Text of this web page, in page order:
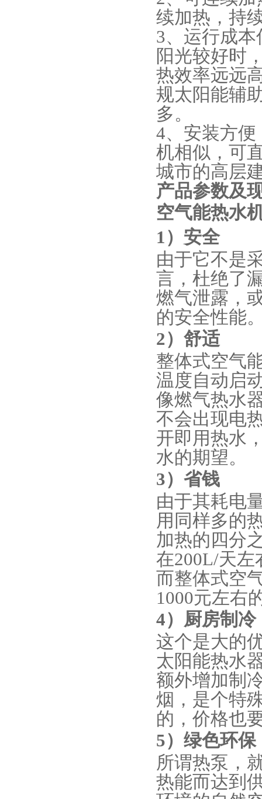
续加热，持
3、运行成
阳光较好时
热效率远远
规太阳能辅
多。
4、安装方
机相似，可
城市的高层
产品参数及
空气能热水
1） 安全
由于它不是
言，杜绝了
燃气泄露，
的安全性能
2） 舒适
整体式空气
温度自动启
像燃气热水
不会出现电
开即用热水
水的期望。
3） 省钱
由于其耗电
用同样多的
加热的四分
在200L/天左
而整体式空
1000元左右
4） 厨房制冷
这个是大的
太阳能热水
额外增加制
烟，是个特
的，价格也
5） 绿色环保
所谓热泵，
热能而达到